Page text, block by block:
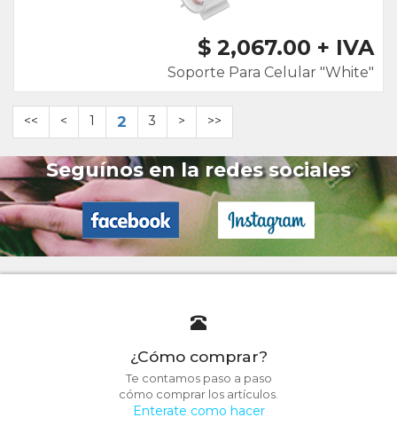
$ 2,067.00 + IVA
Soporte Para Celular "White"
<< < 1 2 3 > >>
Seguínos en la redes sociales
¿Cómo comprar?
Te contamos paso a paso
cómo comprar los artículos.
Enterate como hacer